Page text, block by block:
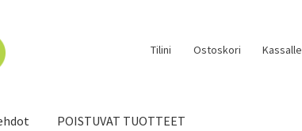
Tilini Ostoskori Kassalle
POISTUVAT TUOTTEET